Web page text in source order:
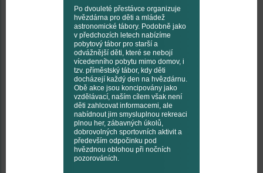
Po dvouleté přestávce organizuje
hvězdárna pro děti a mládež
astronomické tábory. Podobně jako
v předchozích letech nabízíme
pobytový tábor pro starší a
odvážnější děti, které se nebojí
vícedenního pobytu mimo domov, i
tzv. příměstský tábor, kdy děti
docházejí každý den na hvězdárnu.
Obě akce jsou koncipovány jako
vzdělávací, naším cílem však není
děti zahlcovat informacemi, ale
nabídnout jim smysluplnou rekreaci
plnou her, zábavných úkolů,
dobrovolných sportovních aktivit a
především odpočinku pod
hvězdnou oblohou při nočních
pozorováních.